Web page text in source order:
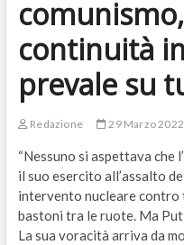
continuità
prevale su
Redazione 29 Marzo 2022
“Nessuno si aspettava che
il suo esercito all’assalto
intervento nucleare
bastoni tra le ruote. Ma
La sua voracità arriva da